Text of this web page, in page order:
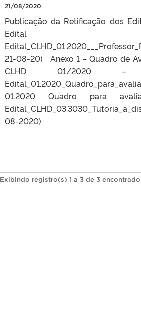
21/08/2020
Publicação da Retificação dos
21-08-20) Anexo 1 – Quadro de
CLHD 01/2020 –
01.2020 Quadro para
08-2020)
Exibindo registro(s) 1 a 3 de 3